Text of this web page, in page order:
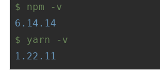
$
npm
-v
6.14 .14
$
yarn
-v
1.22 .11